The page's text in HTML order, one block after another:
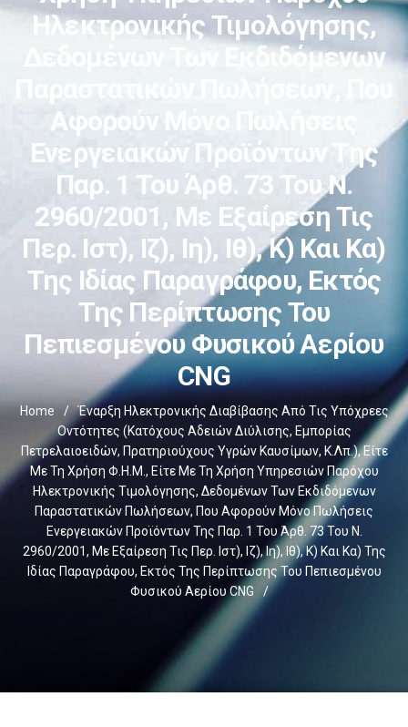
Ηλεκτρονικής Τιμολόγησης,
Δεδομένων Των Εκδιδόμενων
Παραστατικών Πωλήσεων, Που
Αφορούν Μόνο Πωλήσεις
Ενεργειακών Προϊόντων Της
Παρ. 1 Του Άρθ. 73 Του Ν.
2960/2001, Με Εξαίρεση Τις
Περ. Ιστ), Ιζ), Ιη), Ιθ), Κ) Και Κα)
Της Ιδίας Παραγράφου, Εκτός
Της Περίπτωσης Του
Πεπιεσμένου Φυσικού Αερίου
CNG
Home /
Έναρξη Ηλεκτρονικής Διαβίβασης Από Τις Υπόχρεες
Οντότητες (κατόχους Αδειών Διύλισης, Εμπορίας
Πετρελαιοειδών, Πρατηριούχους Υγρών Καυσίμων, Κ.λπ.), Είτε
Με Τη Χρήση Φ.Η.Μ., Είτε Με Τη Χρήση Υπηρεσιών Παρόχου
Ηλεκτρονικής Τιμολόγησης, Δεδομένων Των Εκδιδόμενων
Παραστατικών Πωλήσεων, Που Αφορούν Μόνο Πωλήσεις
Ενεργειακών Προϊόντων Της Παρ. 1 Του Άρθ. 73 Του Ν.
2960/2001, Με Εξαίρεση Τις Περ. Ιστ), Ιζ), Ιη), Ιθ), Κ) Και Κα) Της
Ιδίας Παραγράφου, Εκτός Της Περίπτωσης Του Πεπιεσμένου
Φυσικού Αερίου CNG
/